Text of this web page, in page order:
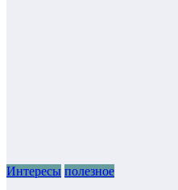
Интересы полезное